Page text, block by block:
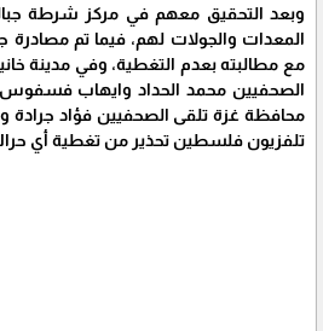
وبعد التحقيق معهم في مركز شرطة
المعدات والجولات لهم، فيما تم
مع مطالبته بعدم التغطية، وفي مدينة
الصحفيين محمد الحداد وايهاب فسفوس
محافظة غزة تلقى الصحفيين فؤاد جرادة
تلفزيون فلسطين تحذير من تغطية أي